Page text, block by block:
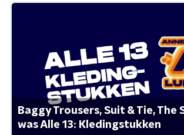
Baggy Trousers, Suit & Tie, The
was Alle 13: Kledingstukken